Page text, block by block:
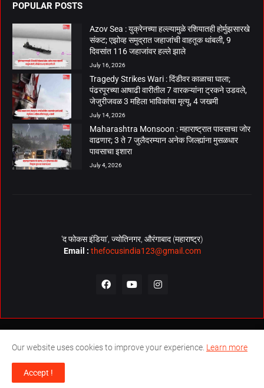
POPULAR POSTS
Azov Sea : युक्रेनच्या हल्ल्यामुळे रशियातही होर्मुझसारखे
संकट; एझोव्ह समुद्रात जहाजांची वाहतूक थांबली, 9
दिवसांत 116 जहाजांवर हल्ले झाले
July 16, 2026
Tragedy Strikes Wari : दिंडीवर काळाचा घाला;
पंढरपूरच्या आषाढी वारीतील 7 वारकऱ्यांना ट्रकने उडवले,
जेजुरीजवळ 3 महिला भाविकांचा मृत्यू, 4 जखमी
July 14, 2026
Maharashtra Monsoon : महाराष्ट्रात पावसाचा जोर
वाढणार; 3 ते 7 जुलैदरम्यान अनेक जिल्ह्यांना मुसळधार
पावसाचा इशारा
July 4, 2026
‘द फोकस इंडिया’, ज्योतिनगर, औरंगाबाद (महाराष्ट्र)
Email : thefocusindia123@gmail.com
© Copyrights 2026. All Rights Reserved. Technical Support by
About Us Contact Us The Focus India Policy
Our website uses cookies to improve your experience. Learn more
Accept !